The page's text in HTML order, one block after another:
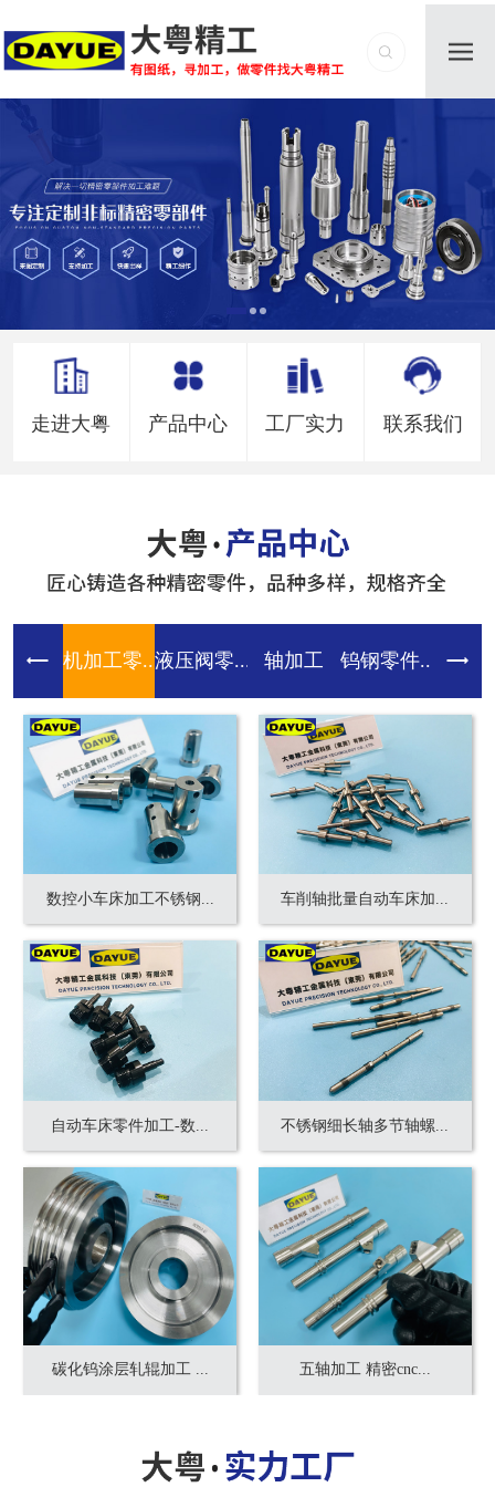
走进大粤 产品中心 工厂实力 联系我们
机加工零...液压阀零... 轴加工 钨钢零件... 齿轮
数控小车床加工不锈钢... 车削轴批量自动车床加...
自动车床零件加工-数... 不锈钢细长轴多节轴螺...
碳化钨涂层轧辊加工 ... 五轴加工 精密cnc...